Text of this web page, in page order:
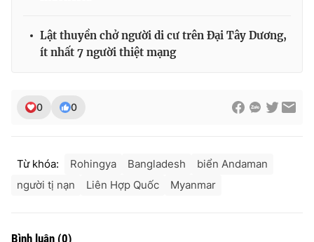
Lật thuyền chở người di cư trên Đại Tây Dương,
ít nhất 7 người thiệt mạng
0 0
Từ khóa: Rohingya Bangladesh
biển Andaman
người tị nạn
Liên Hợp Quốc Myanmar
Bình luận (0)